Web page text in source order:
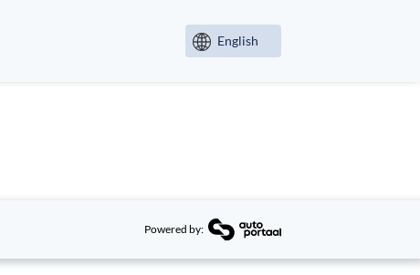
English
Powered by: